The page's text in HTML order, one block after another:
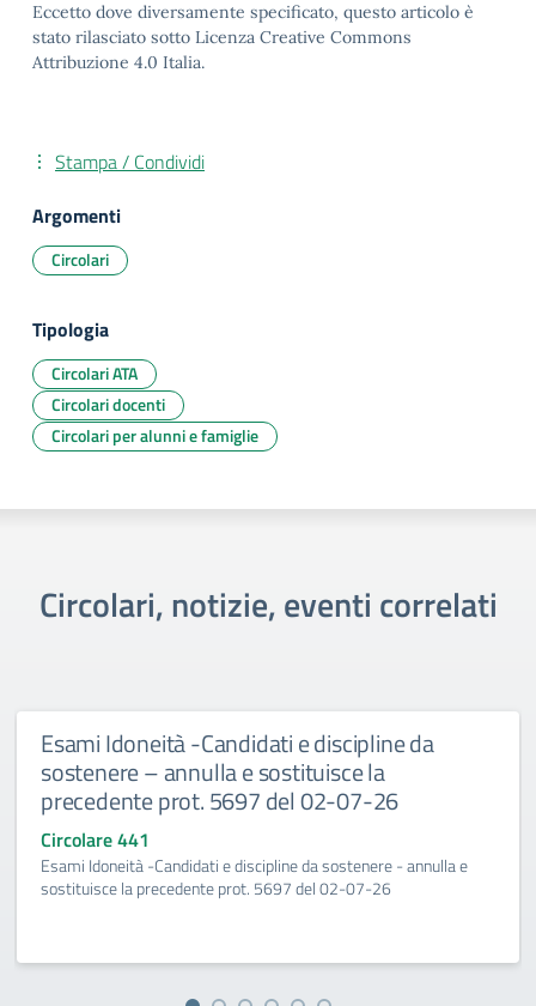
Eccetto dove diversamente specificato, questo articolo è
stato rilasciato sotto Licenza Creative Commons
Attribuzione 4.0 Italia.
Stampa / Condividi
Argomenti
Circolari
Tipologia
Circolari ATA
Circolari docenti
Circolari per alunni e famiglie
Circolari, notizie, eventi correlati
Esami Idoneità -Candidati e discipline da
sostenere – annulla e sostituisce la
precedente prot. 5697 del 02-07-26
Circolare 441
Esami Idoneità -Candidati e discipline da sostenere - annulla e
sostituisce la precedente prot. 5697 del 02-07-26